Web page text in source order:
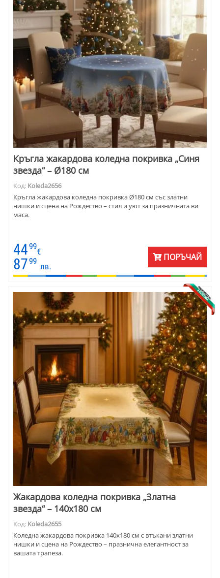
Кръгла жакардова коледна покривка „Синя
звезда“ – Ø180 см
Код: Koleda2656
Кръгла жакардова коледна покривка Ø180 см със златни
нишки и сцена на Рождество – стил и уют за празничната ви
маса.
4499
€
8799
лв.
ПОРЪЧАЙ
Жакардова коледна покривка „Златна
звезда“ – 140x180 см
Код: Koleda2655
Коледна жакардова покривка 140x180 см с втъкани златни
нишки и сцена на Рождество – празнична елегантност за
вашата трапеза.